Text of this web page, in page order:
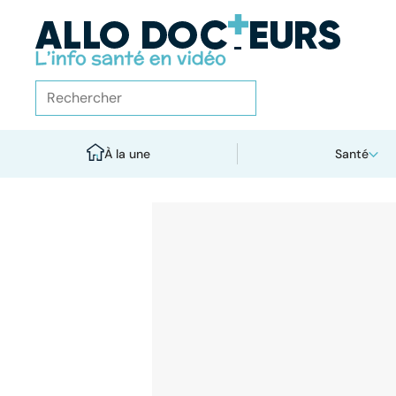
À la une Santé